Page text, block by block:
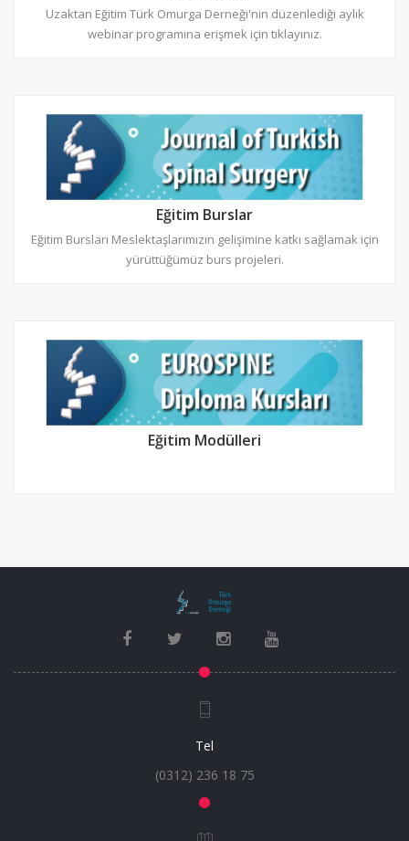
Uzaktan Eğitim Türk Omurga Derneği'nin düzenlediği aylık
webinar programına erişmek için tıklayınız.
Eğitim Burslar
Eğitim Bursları Meslektaşlarımızın gelişimine katkı sağlamak için
yürüttüğümüz burs projeleri.
Eğitim Modülleri
Tel
(0312) 236 18 75